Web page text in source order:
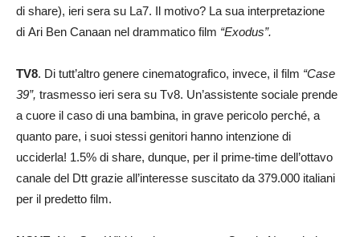
di share), ieri sera su La7. Il motivo? La sua interpretazione
di Ari Ben Canaan nel drammatico film “Exodus”.
TV8. Di tutt’altro genere cinematografico, invece, il film “Case
39”, trasmesso ieri sera su Tv8. Un’assistente sociale prende
a cuore il caso di una bambina, in grave pericolo perché, a
quanto pare, i suoi stessi genitori hanno intenzione di
ucciderla! 1.5% di share, dunque, per il prime-time dell’ottavo
canale del Dtt grazie all’interesse suscitato da 379.000 italiani
per il predetto film.